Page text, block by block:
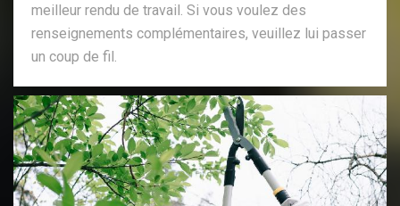
meilleur rendu de travail. Si vous voulez des
renseignements complémentaires, veuillez lui passer
un coup de fil.